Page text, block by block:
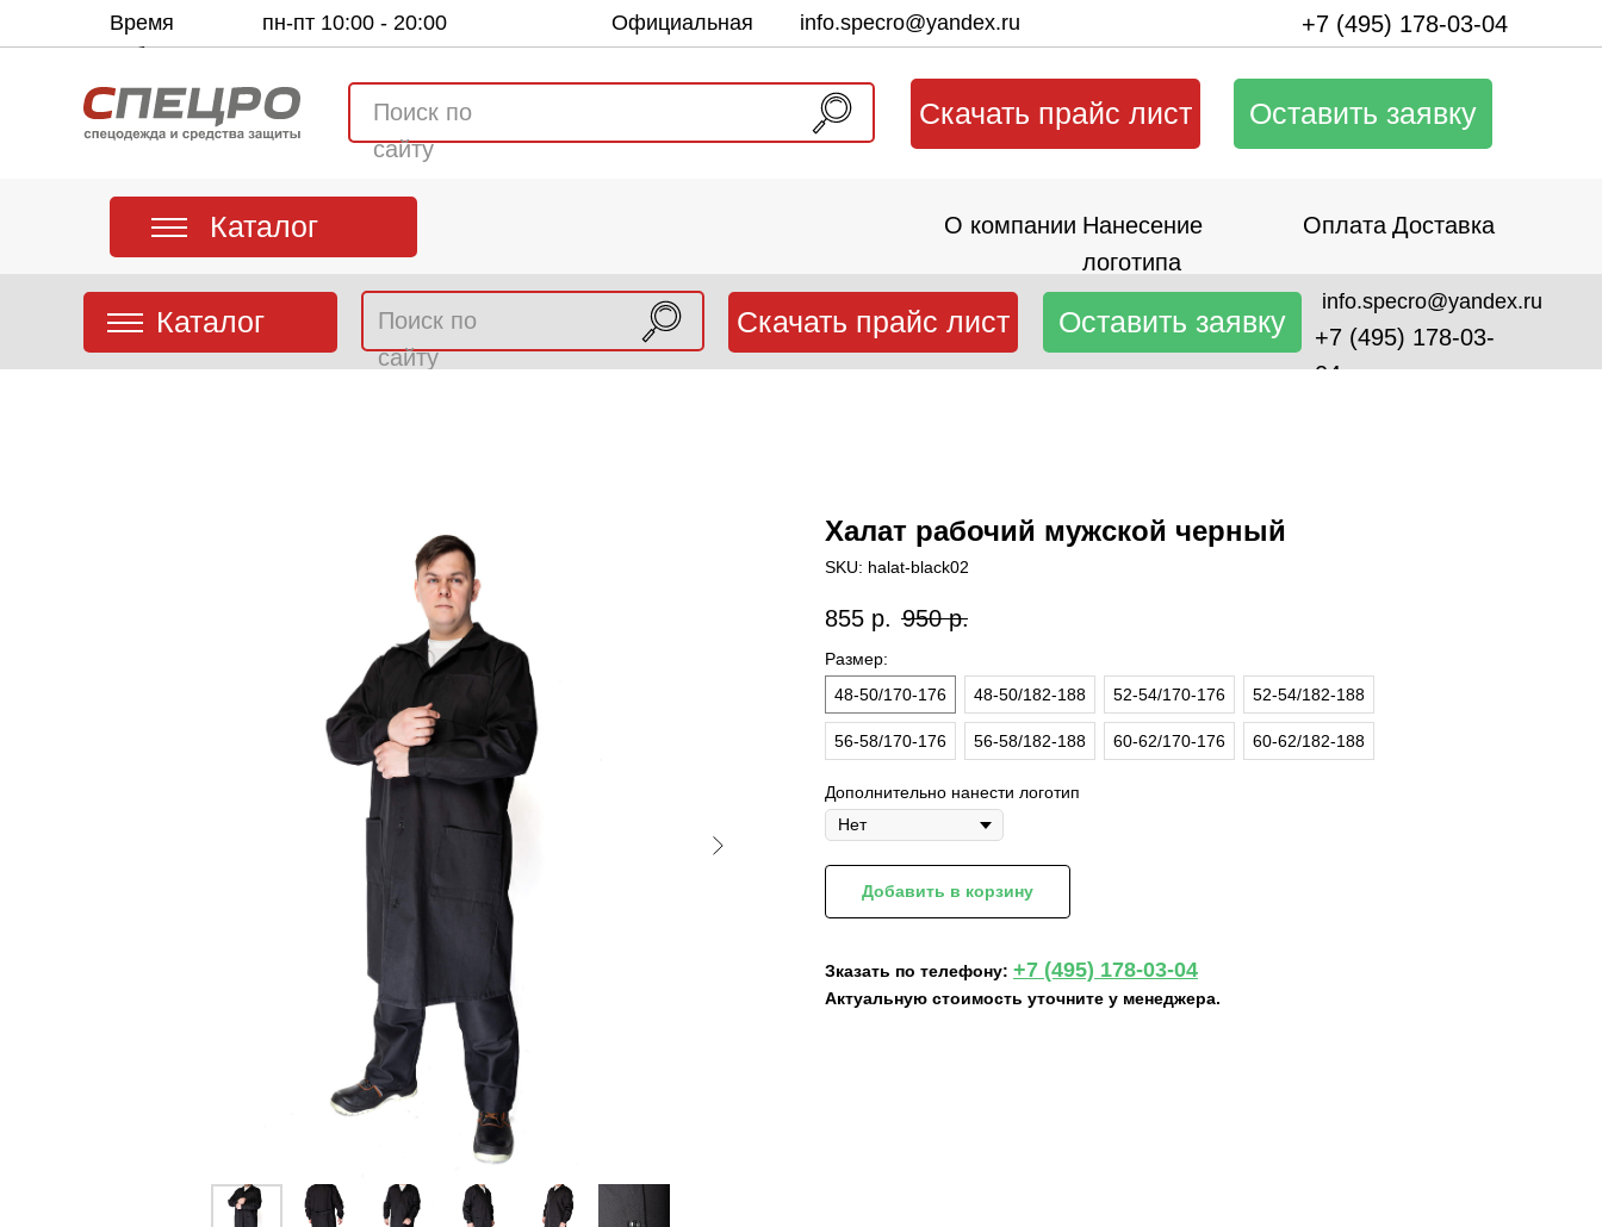
Время
работы:
пн-пт 10:00 - 20:00 +7 (495) 178-03-04
Официальная
почта:
info.specro@yandex.ru
Оставить заявку
Скачать прайс лист
Поиск по
сайту
Каталог О компании Нанесение
логотипа
Оплата Доставка
Оставить заявку
Скачать прайс лист
Поиск по
сайту
+7 (495) 178-03-
04
info.specro@yandex.ru
Каталог
Халат рабочий мужской черный
SKU: halat-black02
855 р. 950 р.
Размер:
48-50/170-176
48-50/182-188 52-54/170-176 52-54/182-188
56-58/170-176 56-58/182-188 60-62/170-176 60-62/182-188
Дополнительно нанести логотип
Добавить в корзину
Зказать по телефону: +7 (495) 178-03-04
Актуальную стоимость уточните у менеджера.